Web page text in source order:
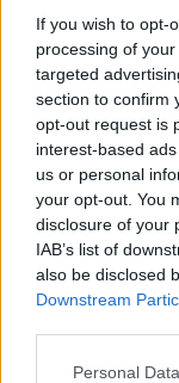
If you wish to opt-
processing of
targeted
section to confirm
opt-out request is
interest-based
us or personal
your opt-out. You
disclosure of your
IAB’s list of
also be disclosed
Downstream
Personal
avarijoje